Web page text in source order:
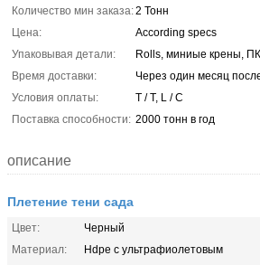
Количество мин заказа:2 Тонн
Цена:
According specs
Упаковывая детали:
Rolls, миниые крены,
Время доставки:
Через один месяц
Условия оплаты:
T / T, L / C
Поставка способности: 2000 тонн в год
описание
Плетение тени сада
Цвет:
Черный
Материал:
Hdpe с ультрафиолетовым